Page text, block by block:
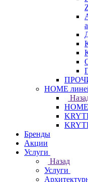
HOME
Бренды
Акции
Услуги
Назад
Услуги